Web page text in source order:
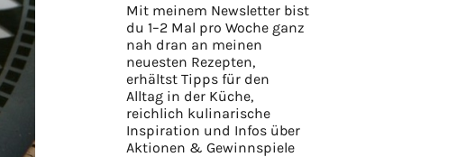
Mit meinem Newsletter bist
du 1–2 Mal pro Woche ganz
nah dran an meinen
neuesten Rezepten,
erhältst Tipps für den
Alltag in der Küche,
reichlich kulinarische
Inspiration und Infos über
Aktionen & Gewinnspiele